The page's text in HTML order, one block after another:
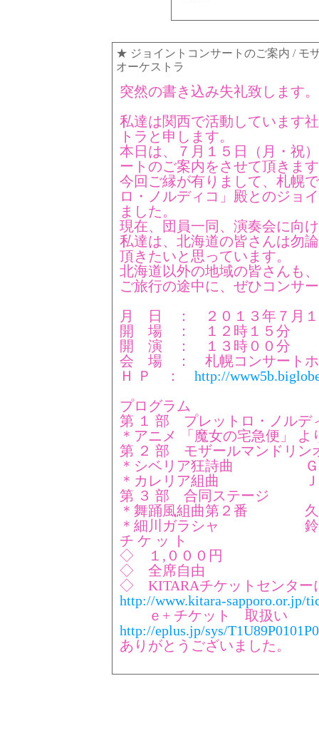
★ ジョイントコンサートのご案内 / モ
オーケストラ
突然の書き込み失礼致します。
私達は関西で活動しています
トラと申します。
本日は、７月１５日（月・祝
ートのご案内をさせて頂きま
今回ご縁が有りまして、札幌
ロ・ノルディコ」殿とのジョ
ました。
現在、団員一同、演奏会に向
私達は、北海道の皆さんは勿
頂きたいと思っています。
北海道以外の地域の皆さんも
ご旅行の途中に、ぜひコンサ
月 日 ： ２０１３年７月１
開 場 ： １２時１５分
開 演 ： １３時００分
会 場 ： 札幌コンサートホ
Ｈ Ｐ ： http://
プログラム
第 １ 部 プレットロ・ノルデ
＊アニメ 「魔女の宅急便」 よ
第 ２ 部 モザールマンドリン
＊シベリア狂詩曲 Ｇ
＊カレリア組曲 Ｊ．
第 ３ 部 合同ステージ
＊舞踊風組曲第２番 久
＊細川ガラシャ 鈴
チ ケ ッ ト
◇ １,０００円
◇ 全席自由
◇ KITARAチケットセンター
http://www.kitara-sapporo.or.jp/
ｅ+ チケット 取扱い
http://eplus.jp/sys/
ありがとうございました。